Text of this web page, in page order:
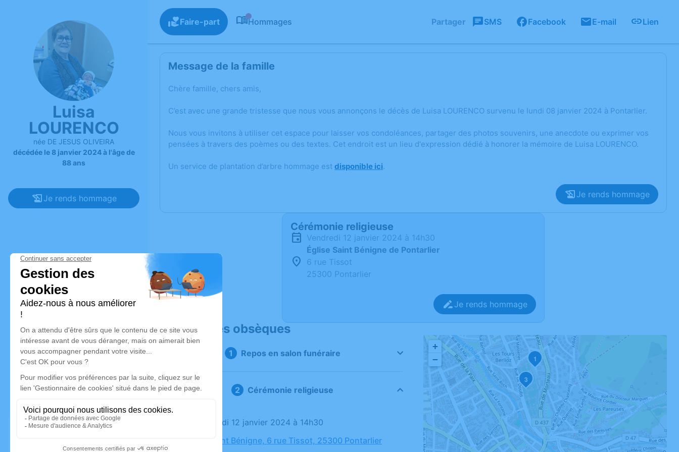
Luisa
LOURENCO
née DE JESUS OLIVEIRA
décédée le 8 janvier 2024 à l'âge de
88 ans
Je rends hommage
Faire-part Hommages Partager SMS Facebook E-mail Lien
Message de la famille
Chère famille, chers amis,
C’est avec une grande tristesse que nous vous annonçons le décès de Luisa LOURENCO survenu le lundi 08 janvier 2024 à Pontarlier.
Nous vous invitons à utiliser cet espace pour laisser vos condoléances, partager des photos souvenirs, une anecdote ou exprimer vos
pensées à travers des poèmes ou des textes. Cet endroit est un lieu d'expression dédié à honorer la mémoire de Luisa LOURENCO.
Un service de plantation d’arbre hommage est disponible ici.
Je rends hommage
Cérémonie religieuse
vendredi 12 janvier 2024 à 14h30
Église Saint Bénigne de Pontarlier
6 rue Tissot
25300 Pontarlier
Je rends hommage
Déroulé des obsèques
Repos en salon funéraire
Cérémonie religieuse
Le vendredi 12 janvier 2024 à 14h30
Église Saint Bénigne, 6 rue Tissot, 25300 Pontarlier
1
3
+
−